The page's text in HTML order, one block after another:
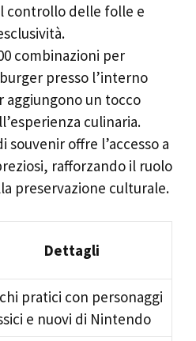
controllo delle folle e
combinazioni per
presso l’interno
aggiungono un tocco
culinaria.
souvenir offre l’accesso a
rafforzando il ruolo
preservazione culturale.
Dettagli
pratici con personaggi
e nuovi di Nintendo